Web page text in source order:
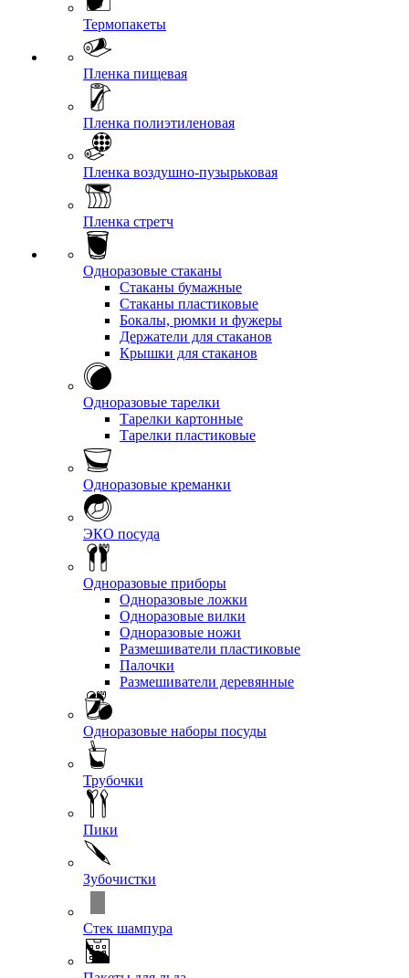
Термопакеты
Пленка пищевая
Пленка полиэтиленовая
Пленка воздушно-пузырьковая
Пленка стретч
Одноразовые стаканы
Стаканы бумажные
Стаканы пластиковые
Бокалы, рюмки и фужеры
Держатели для стаканов
Крышки для стаканов
Одноразовые тарелки
Тарелки картонные
Тарелки пластиковые
Одноразовые креманки
ЭКО посуда
Одноразовые приборы
Одноразовые ложки
Одноразовые вилки
Одноразовые ножи
Размешиватели пластиковые
Палочки
Размешиватели деревянные
Одноразовые наборы посуды
Трубочки
Пики
Зубочистки
Стек шампура